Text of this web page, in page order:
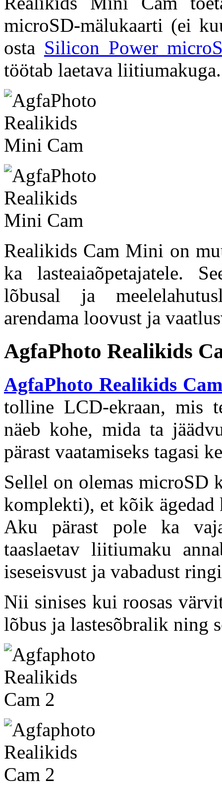
microSD-mälukaarti (ei
osta Silicon Power
töötab laetava liitiumakuga.
Realikids Cam Mini on
ka lasteaiaõpetajatele.
lõbusal ja
arendama loovust ja
AgfaPhoto Realikids
AgfaPhoto Realikids
tolline LCD-ekraan, mis
näeb kohe, mida ta
pärast vaatamiseks tagasi
Sellel on olemas microSD
komplekti), et kõik ägedad
Aku pärast pole ka vaja
taaslaetav liitiumaku
iseseisvust ja vabadust
Nii sinises kui roosas
lõbus ja lastesõbralik ning